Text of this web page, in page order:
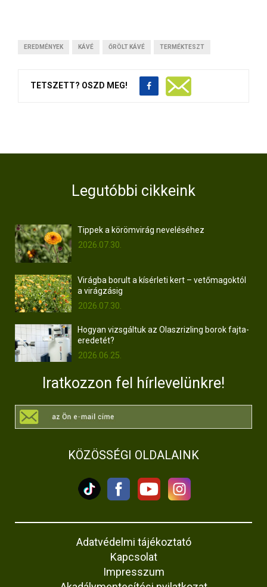
EREDMÉNYEK KÁVÉ ŐRÖLT KÁVÉ TERMÉKTESZT
TETSZETT? OSZD MEG!
Legutóbbi cikkeink
Tippek a körömvirág neveléséhez
2026.07.30.
Virágba borult a kísérleti kert – vetőmagoktól
a virágzásig
2026.07.30.
Hogyan vizsgáltuk az Olaszrizling borok fajta-
eredetét?
2026.06.25.
Iratkozzon fel hírlevelünkre!
KÖZÖSSÉGI OLDALAINK
Adatvédelmi tájékoztató
Kapcsolat
Impresszum